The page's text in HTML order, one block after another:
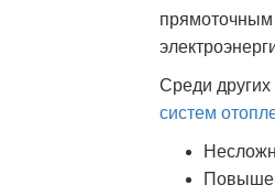
прямоточным
Среди
систем